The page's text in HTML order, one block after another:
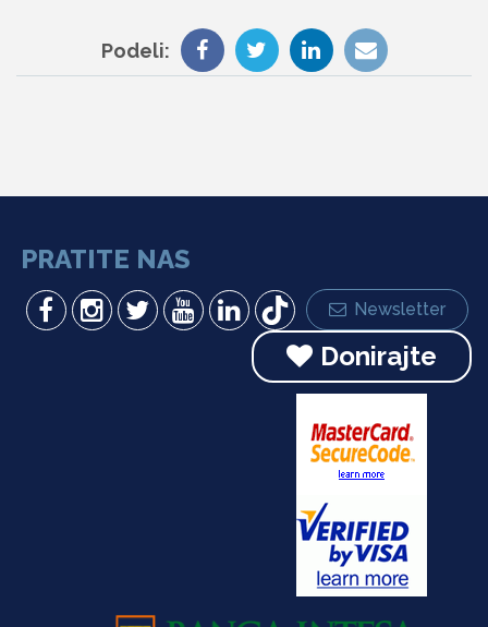
Podeli:
PRATITE NAS
Newsletter
Donirajte